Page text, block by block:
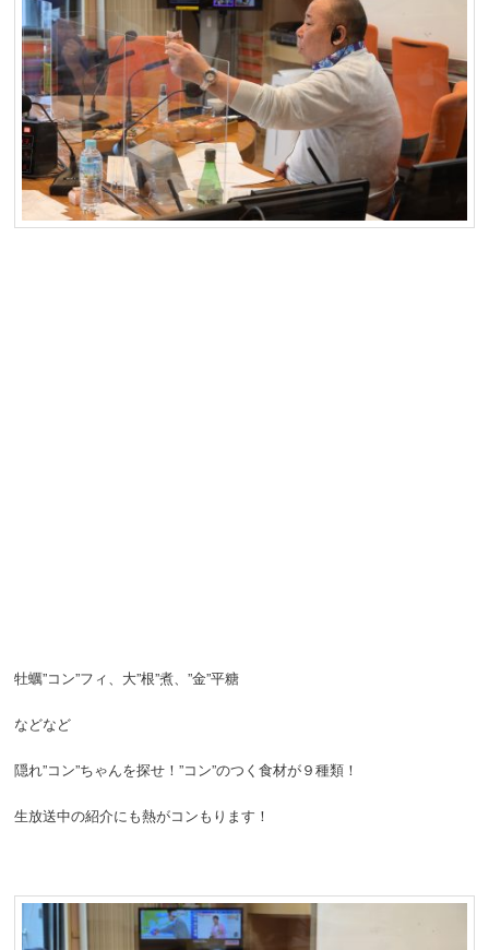
牡蠣”コン”フィ、大”根”煮、”金”平糖
などなど
隠れ”コン”ちゃんを探せ！”コン”のつく食材が９種類！
生放送中の紹介にも熱がコンもります！